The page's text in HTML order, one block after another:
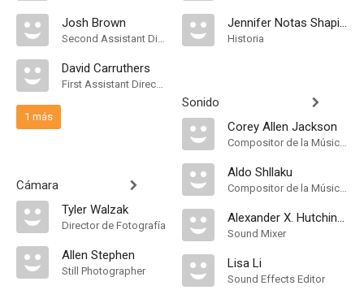
Josh Brown
Second Assistant Director
David Carruthers
First Assistant Director
1 más
Cámara
Tyler Walzak
Director de Fotografía
Allen Stephen
Still Photographer
Jennifer Notas Shapiro
Historia
Sonido
Corey Allen Jackson
Compositor de la Música Original, Música
Aldo Shllaku
Compositor de la Música Original, Música
Alexander X. Hutchinson
Sound Mixer
Lisa Li
Sound Effects Editor